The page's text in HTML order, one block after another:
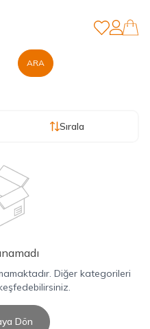
ARA
Hesabım
Favorilerim
Sırala
Diğer kategorileri
Dön